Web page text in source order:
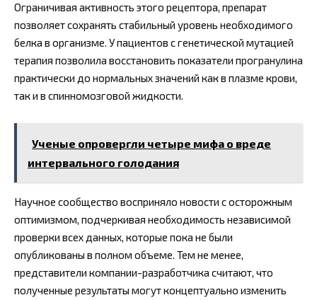
Ограничивая активность этого рецептора, препарат
позволяет сохранять стабильный уровень необходимого
белка в организме. У пациентов с генетической мутацией
терапия позволила восстановить показатели програнулина
практически до нормальных значений как в плазме крови,
так и в спинномозговой жидкости.
Ученые опровергли четыре мифа о вреде
интервального голодания
Научное сообщество восприняло новости с осторожным
оптимизмом, подчеркивая необходимость независимой
проверки всех данных, которые пока не были
опубликованы в полном объеме. Тем не менее,
представители компании-разработчика считают, что
полученные результаты могут концептуально изменить